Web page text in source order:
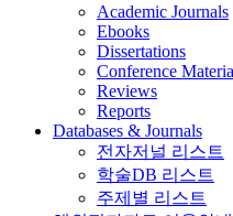
Academic Journals
Ebooks
Dissertations
Conference
Reviews
Reports
Databases & Journals
전자저널 리스트
학술DB 리스트
주제별 리스트